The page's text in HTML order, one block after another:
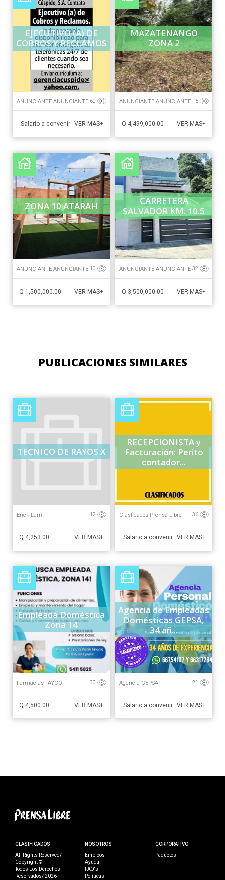
EJECUTIVO (A) DE
COBROS Y RECLAMOS
ANUNCIANTE ANUNCIANTE 60
Salario a convenir VER MAS+
MAZATENANGO
ZONA 2
ANUNCIANTE ANUNCIANTE 5
Q 4,499,000.00 VER MAS+
ZONA 10 ATARAH
ANUNCIANTE ANUNCIANTE 10
Q 1,500,000.00 VER MAS+
CARRETERA
SALVADOR KM. 10.5
ANUNCIANTE ANUNCIANTE 32
Q 3,500,000.00 VER MAS+
PUBLICACIONES SIMILARES
TECNICO DE RAYOS X
Erick Lam 12
Q 4,253.00 VER MAS+
RECEPCIONISTA y
Facturación: Perito
contador...
Clasficados Prensa Libre 36
Salario a convenir VER MAS+
Empleada Doméstica
Zona 14
Farmacias FAYCO 30
Q 4,500.00 VER MAS+
Agencia de Empleadas
Domésticas GEPSA,
34 añ...
Agencia GEPSA 21
Salario a convenir VER MAS+
CLASIFICADOS
All Rights Reserved/
Copyright ©
Todos Los Derechos
Reservados/ 2026
NOSOTROS
Empleos
Ayuda
FAQ's
Políticas
CORPORATIVO
Paquetes